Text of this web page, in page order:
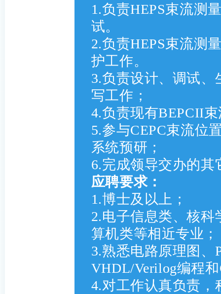
1.负责HEPS束流测
试。
2.负责HEPS束流测
护工作。
3.负责设计、调试
写工作；
4.负责现有BEPCII
5.参与CEPC束流位
系统预研；
6.完成领导交办的其
应聘要求：
1.博士及以上；
2.电子信息类、核
算机类等相近专业；
3.熟悉电路原理图、
VHDL/Verilog编程
4.对工作认真负责